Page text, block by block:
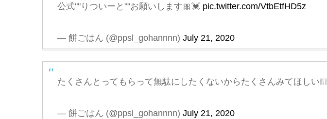
公式""りついーと""お願いします🎀💓 pic.twitter.com/VtbEtfHD5z
— 餅ごはん (@ppsl_gohannnn) July 21, 2020
たくさんとってもらって無駄にしたくないからたくさんみてほしい❕❕❕
— 餅ごはん (@ppsl_gohannnn) July 21, 2020